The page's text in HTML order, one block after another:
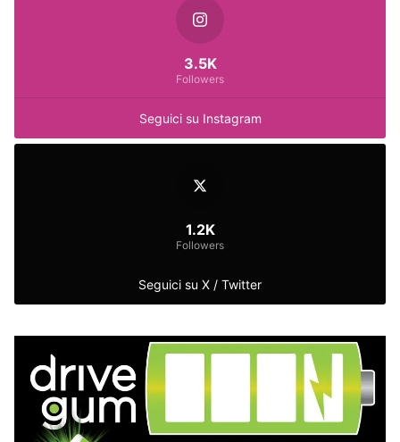
Seguici su Instagram
3.5K
Followers
Seguici su X / Twitter
1.2K
Followers